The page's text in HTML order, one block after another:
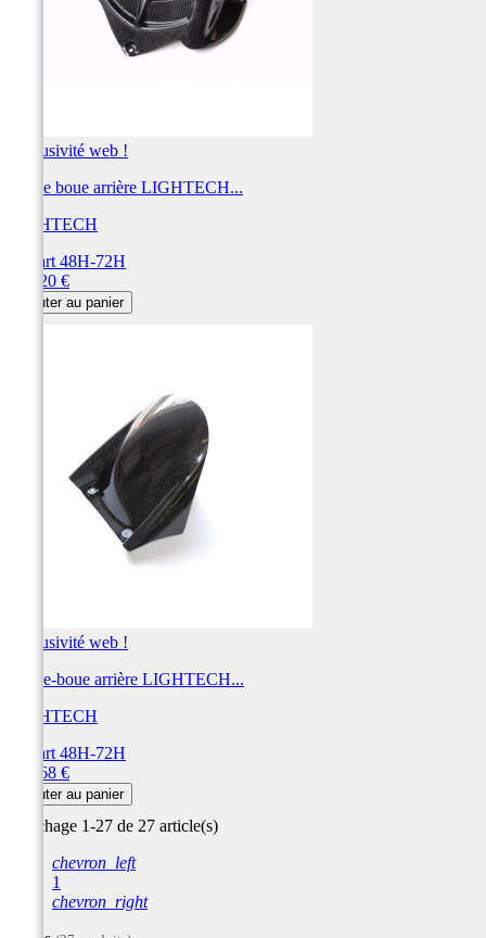
Exclusivité web !
Garde boue arrière LIGHTECH...
LIGHTECH
Départ 48H-72H
181,20 €
Ajouter au panier
Exclusivité web !
Garbe-boue arrière LIGHTECH...
LIGHTECH
Départ 48H-72H
175,68 €
Ajouter au panier
Affichage 1-27 de 27 article(s)
chevron_left
1
chevron_right